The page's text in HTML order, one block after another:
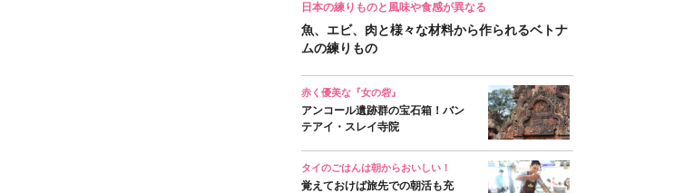
日本の練りものと風味や食感が異なる
魚、エビ、肉と様々な材料から作られるベトナ
ムの練りもの
赤く優美な『女の砦』
アンコール遺跡群の宝石箱！バン
テアイ・スレイ寺院
タイのごはんは朝からおいしい！
覚えておけば旅先での朝活も充